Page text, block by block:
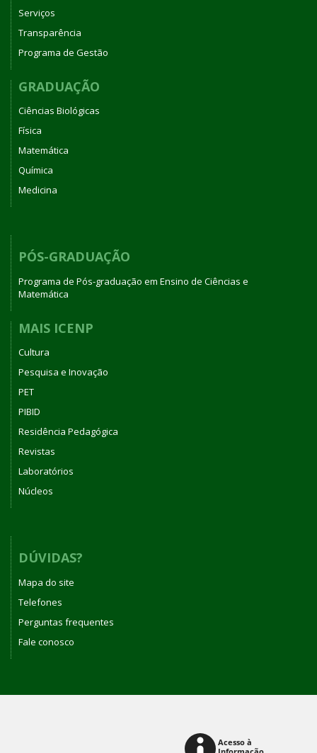
Serviços
Transparência
Programa de Gestão
GRADUAÇÃO
Ciências Biológicas
Física
Matemática
Química
Medicina
PÓS-GRADUAÇÃO
Programa de Pós-graduação em Ensino de Ciências e
Matemática
MAIS ICENP
Cultura
Pesquisa e Inovação
PET
PIBID
Residência Pedagógica
Revistas
Laboratórios
Núcleos
DÚVIDAS?
Mapa do site
Telefones
Perguntas frequentes
Fale conosco